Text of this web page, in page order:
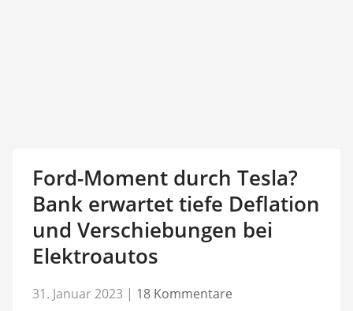
Ford-Moment durch Tesla?
Bank erwartet tiefe Deflation
und Verschiebungen bei
Elektroautos
31. Januar 2023 | 18 Kommentare